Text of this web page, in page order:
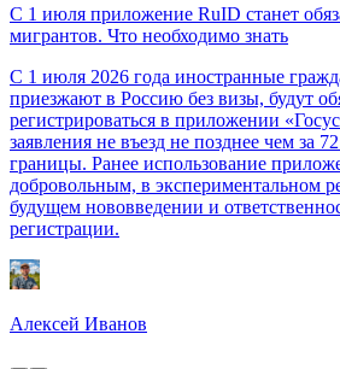
С 1 июля приложение RuID станет
мигрантов. Что необходимо знать
С 1 июля 2026 года иностранные
приезжают в Россию без визы, будут
регистрироваться в приложении
заявления не въезд не позднее чем за
границы. Ранее использование
добровольным, в экспериментальном
будущем нововведении и
регистрации.
Алексей Иванов